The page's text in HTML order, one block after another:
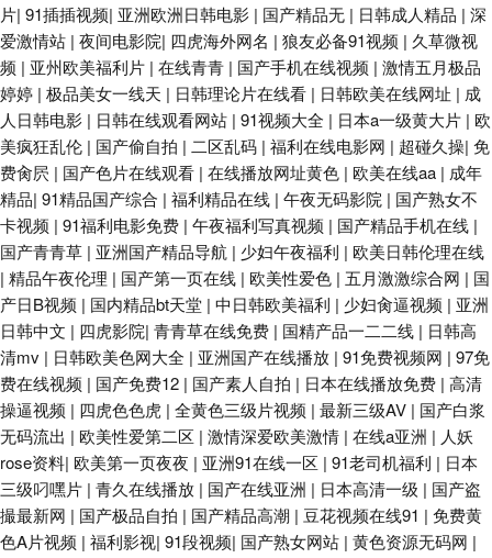
片| 91插插视频| 亚洲欧洲日韩电影 | 国产精品无 | 日韩成人精品 | 深
爱激情站 | 夜间电影院| 四虎海外网名 | 狼友必备91视频 | 久草微视
频 | 亚州欧美福利片 | 在线青青 | 国产手机在线视频 | 激情五月极品
婷婷 | 极品美女一线天 | 日韩理论片在线看 | 日韩欧美在线网址 | 成
人日韩电影 | 日韩在线观看网站 | 91视频大全 | 日本a一级黄大片 | 欧
美疯狂乱伦 | 国产偷自拍 | 二区乱码 | 福利在线电影网 | 超碰久操| 免
费肏屄 | 国产色片在线观看 | 在线播放网址黄色 | 欧美在线aa | 成年
精品| 91精品国产综合 | 福利精品在线 | 午夜无码影院 | 国产熟女不
卡视频 | 91福利电影免费 | 午夜福利写真视频 | 国产精品手机在线 |
国产青青草 | 亚洲国产精品导航 | 少妇午夜福利 | 欧美日韩伦理在线
| 精品午夜伦理 | 国产第一页在线 | 欧美性爱色 | 五月激激综合网 | 国
产日B视频 | 国内精品bt天堂 | 中日韩欧美福利 | 少妇肏逼视频 | 亚洲
日韩中文 | 四虎影院| 青青草在线免费 | 国精产品一二二线 | 日韩高
清mv | 日韩欧美色网大全 | 亚洲国产在线播放 | 91免费视频网 | 97免
费在线视频 | 国产免费12 | 国产素人自拍 | 日本在线播放免费 | 高清
操逼视频 | 四虎色色虎 | 全黄色三级片视频 | 最新三级AV | 国产白浆
无码流出 | 欧美性爱第二区 | 激情深爱欧美激情 | 在线a亚洲 | 人妖
rose资料| 欧美第一页夜夜 | 亚洲91在线一区 | 91老司机福利 | 日本
三级叼嘿片 | 青久在线播放 | 国产在线亚洲 | 日本高清一级 | 国产盗
撮最新网 | 国产极品自拍 | 国产精品高潮 | 豆花视频在线91 | 免费黄
色A片视频 | 福利影视| 91段视频| 国产熟女网站 | 黄色资源无码网 |